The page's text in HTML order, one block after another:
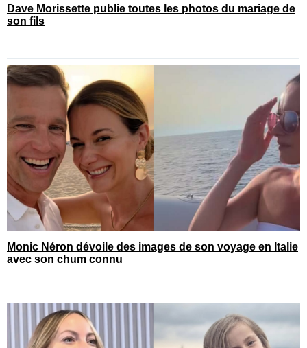
Dave Morissette publie toutes les photos du mariage de
son fils
Monic Néron dévoile des images de son voyage en Italie
avec son chum connu